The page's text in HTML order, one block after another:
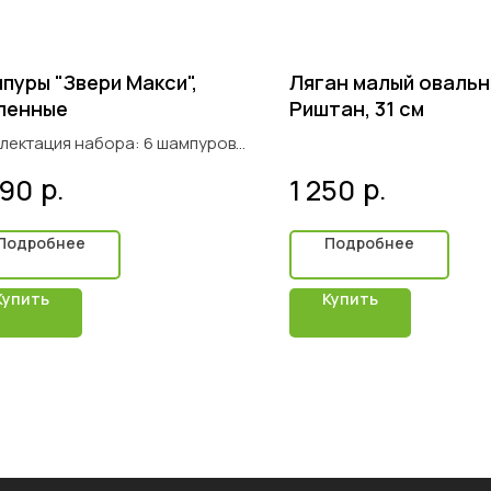
"Звери Макси",
набора: 6 шампуров
мм
– прямой, усиленный.
р.
Ляган малый
Риштан, 31 см
1 250 р.
Подробнее
Купить